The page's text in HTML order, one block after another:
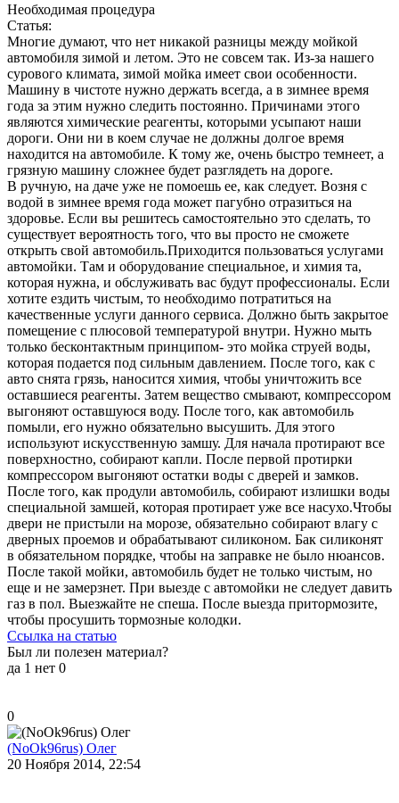
Необходимая процедура
Статья:
Многие думают, что нет никакой разницы между мойкой
автомобиля зимой и летом. Это не совсем так. Из-за нашего
сурового климата, зимой мойка имеет свои особенности.
Машину в чистоте нужно держать всегда, а в зимнее время
года за этим нужно следить постоянно. Причинами этого
являются химические реагенты, которыми усыпают наши
дороги. Они ни в коем случае не должны долгое время
находится на автомобиле. К тому же, очень быстро темнеет, а
грязную машину сложнее будет разглядеть на дороге.
В ручную, на даче уже не помоешь ее, как следует. Возня с
водой в зимнее время года может пагубно отразиться на
здоровье. Если вы решитесь самостоятельно это сделать, то
существует вероятность того, что вы просто не сможете
открыть свой автомобиль.Приходится пользоваться услугами
автомойки. Там и оборудование специальное, и химия та,
которая нужна, и обслуживать вас будут профессионалы. Если
хотите ездить чистым, то необходимо потратиться на
качественные услуги данного сервиса. Должно быть закрытое
помещение с плюсовой температурой внутри. Нужно мыть
только бесконтактным принципом- это мойка струей воды,
которая подается под сильным давлением. После того, как с
авто снята грязь, наносится химия, чтобы уничтожить все
оставшиеся реагенты. Затем вещество смывают, компрессором
выгоняют оставшуюся воду. После того, как автомобиль
помыли, его нужно обязательно высушить. Для этого
используют искусственную замшу. Для начала протирают все
поверхностно, собирают капли. После первой протирки
компрессором выгоняют остатки воды с дверей и замков.
После того, как продули автомобиль, собирают излишки воды
специальной замшей, которая протирает уже все насухо.Чтобы
двери не пристыли на морозе, обязательно собирают влагу с
дверных проемов и обрабатывают силиконом. Бак силиконят
в обязательном порядке, чтобы на заправке не было нюансов.
После такой мойки, автомобиль будет не только чистым, но
еще и не замерзнет. При выезде с автомойки не следует давить
газ в пол. Выезжайте не спеша. После выезда притормозите,
чтобы просушить тормозные колодки.
Ссылка на статью
Был ли полезен материал?
да 1 нет 0
0
(NoOk96rus) Олег
20 Ноября 2014, 22:54